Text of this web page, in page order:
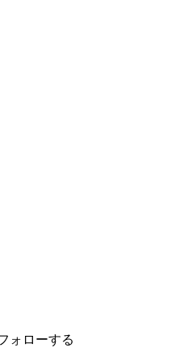
ォローする